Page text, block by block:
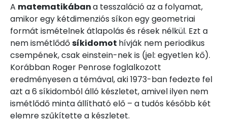
A matematikábana tesszaláció az a folyamat,
amikor egy kétdimenziós síkon egy geometriai
formát ismételnek átlapolás és rések nélkül. Ezt a
nem ismétlődősíkidomot hívják nem periodikus
csempének, csak einstein-nek is (jel: egyetlen kő).
Korábban Roger Penrose foglalkozott
eredményesen a témával, aki 1973-ban fedezte fel
azt a 6 síkidomból álló készletet, amivel ilyen nem
ismétlődő minta állítható elő – a tudós később két
elemre szűkítette a készletet.